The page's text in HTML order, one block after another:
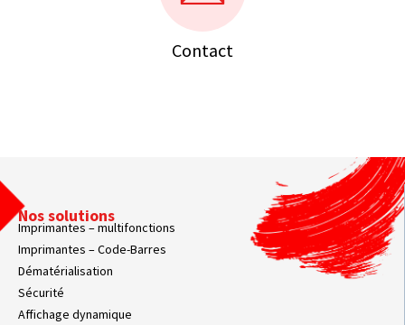
Contact
Nos solutions
Imprimantes – multifonctions
Imprimantes – Code-Barres
Dématérialisation
Sécurité
Affichage dynamique